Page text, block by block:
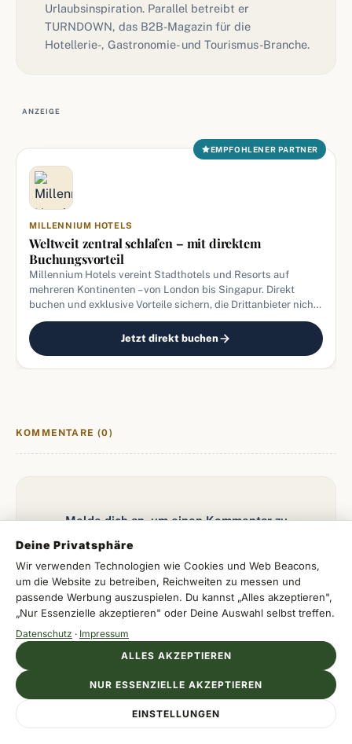
Urlaubsinspiration. Parallel betreibt er
TURNDOWN, das B2B-Magazin für die
Hotellerie-, Gastronomie- und Tourismus-Branche.
ANZEIGE
EMPFOHLENER PARTNER
MILLENNIUM HOTELS
Weltweit zentral schlafen – mit direktem
Buchungsvorteil
Millennium Hotels vereint Stadthotels und Resorts auf
mehreren Kontinenten – von London bis Singapur. Direkt
buchen und exklusive Vorteile sichern, die Drittanbieter nicht
bieten.
Jetzt direkt buchen
KOMMENTARE (0)
Melde dich an, um einen Kommentar zu
Mit Apple
Anzeige
Urlaub direkt am Wasser buchen
Deine Privatsphäre
Wir verwenden Technologien wie Cookies und Web Beacons,
um die Website zu betreiben, Reichweiten zu messen und
passende Werbung auszuspielen. Du kannst „Alles akzeptieren",
„Nur Essenzielle akzeptieren" oder Deine Auswahl selbst treffen.
Datenschutz · Impressum
EINSTELLUNGEN
NUR ESSENZIELLE AKZEPTIEREN
ALLES AKZEPTIEREN